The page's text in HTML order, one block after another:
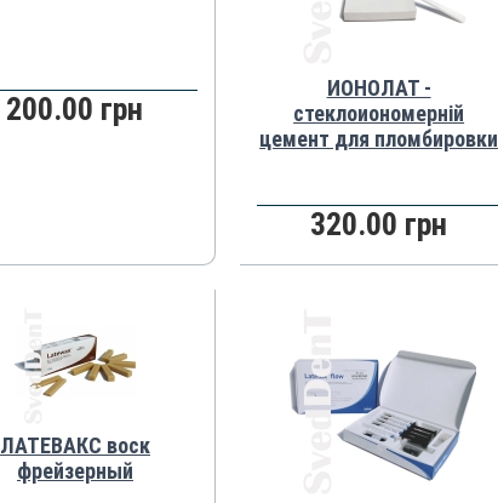
200.00 грн
ИОНОЛАТ -
стеклоиономерній
цемент для пломбировки
320.00 грн
ЛАТЕВАКС воск
фрейзерный